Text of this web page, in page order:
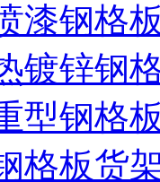
漆钢格板
镀锌钢
型钢格板
格板货